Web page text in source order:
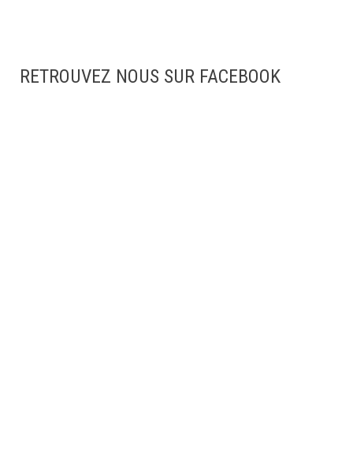
RETROUVEZ NOUS SUR FACEBOOK